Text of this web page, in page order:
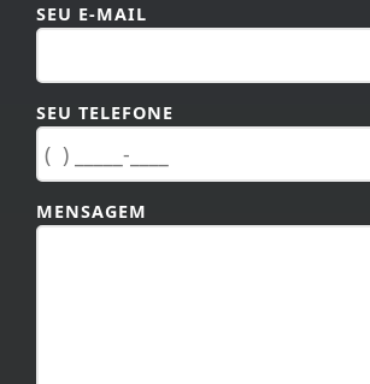
SEU E-MAIL
SEU TELEFONE
MENSAGEM